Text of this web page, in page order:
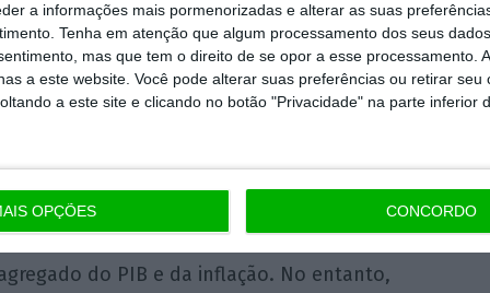
a informações mais pormenorizadas e alterar as suas
Tenha em atenção que algum processamento dos seus
mas que tem o direito de se opor a esse processamento.
a este website. Você pode alterar suas preferências ou retirar seu
a este site e clicando no botão "Privacidade" na parte inferior
OPÇÕES CONCORDO
da dívida face ao PIB é influenciado
do PIB e da inflação. No entanto,